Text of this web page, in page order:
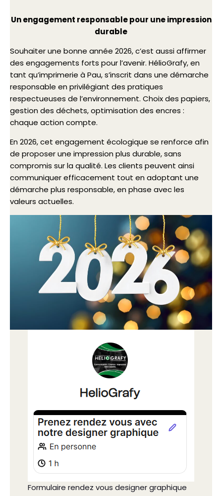
Un engagement responsable pour une impression
durable
Souhaiter une bonne année 2026, c’est aussi affirmer
des engagements forts pour l’avenir. HélioGrafy, en
tant qu’imprimerie à Pau, s’inscrit dans une démarche
responsable en privilégiant des pratiques
respectueuses de l’environnement. Choix des papiers,
gestion des déchets, optimisation des encres :
chaque action compte.
En 2026, cet engagement écologique se renforce afin
de proposer une impression plus durable, sans
compromis sur la qualité. Les clients peuvent ainsi
communiquer efficacement tout en adoptant une
démarche plus responsable, en phase avec les
valeurs actuelles.
Formulaire rendez vous designer graphique